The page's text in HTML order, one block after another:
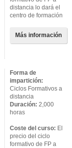
distancia lo dará el
centro de formación
Más información
Forma de
impartición:
Ciclos Formativos a
distancia
Duración: 2,000
horas
Coste del curso: El
precio del ciclo
formativo de FP a